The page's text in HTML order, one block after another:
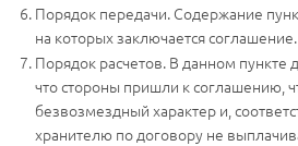
Порядок передачи. Содержание
на которых заключается соглашение.
Порядок расчетов. В данном пункте
что стороны пришли к соглашению,
безвозмездный характер и,
хранителю по договору не